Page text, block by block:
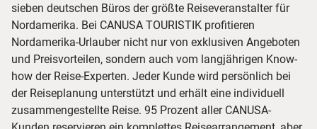
sieben deutschen Büros der größte Reiseveranstalter für
Nordamerika. Bei CANUSA TOURISTIK profitieren
Nordamerika-Urlauber nicht nur von exklusiven Angeboten
und Preisvorteilen, sondern auch vom langjährigen Know-
how der Reise-Experten. Jeder Kunde wird persönlich bei
der Reiseplanung unterstützt und erhält eine individuell
zusammengestellte Reise. 95 Prozent aller CANUSA-